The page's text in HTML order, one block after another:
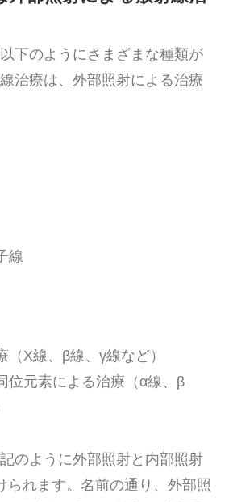
下のようにさまざまな種類が
治療は、外部照射による治療
線
（X線、β線、γ線など）
位元素による治療（α線、β
のように外部照射と内部照射
られます。名前の通り、外部照